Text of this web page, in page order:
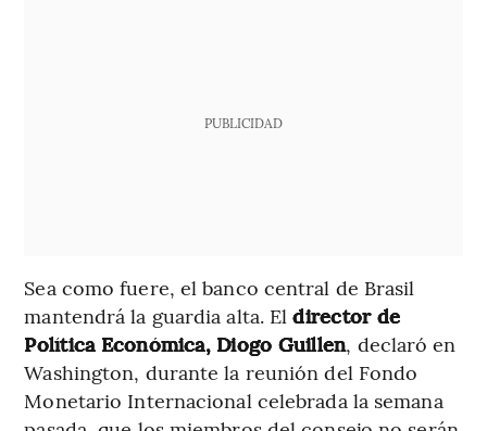
PUBLICIDAD
Sea como fuere, el banco central de Brasil
mantendrá la guardia alta. Eldirector de
Política Económica, Diogo Guillen, declaró en
Washington, durante la reunión del Fondo
Monetario Internacional celebrada la semana